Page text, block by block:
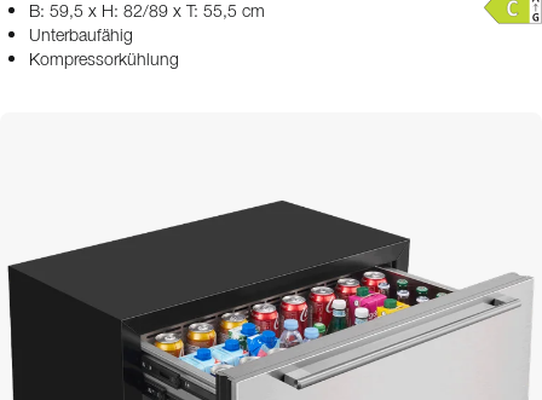
B: 59,5 x H: 82/89 x T: 55,5 cm
Unterbaufähig
Kompressorkühlung